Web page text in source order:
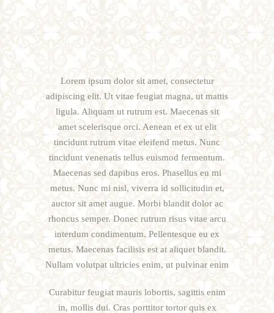
Lorem ipsum dolor sit amet, consectetur
adipiscing elit. Ut vitae feugiat magna, ut mattis
ligula. Aliquam ut rutrum est. Maecenas sit
amet scelerisque orci. Aenean et ex ut elit
tincidunt rutrum vitae eleifend metus. Nunc
tincidunt venenatis tellus euismod fermentum.
Maecenas sed dapibus eros. Phasellus eu mi
metus. Nunc mi nisl, viverra id sollicitudin et,
auctor sit amet augue. Morbi blandit dolor ac
rhoncus semper. Donec rutrum risus vitae arcu
interdum condimentum. Pellentesque eu ex
metus. Maecenas facilisis est at aliquet blandit.
Nullam volutpat ultricies enim, ut pulvinar enim
Curabitur feugiat mauris lobortis, sagittis enim
in, mollis dui. Cras porttitor tortor quis ex